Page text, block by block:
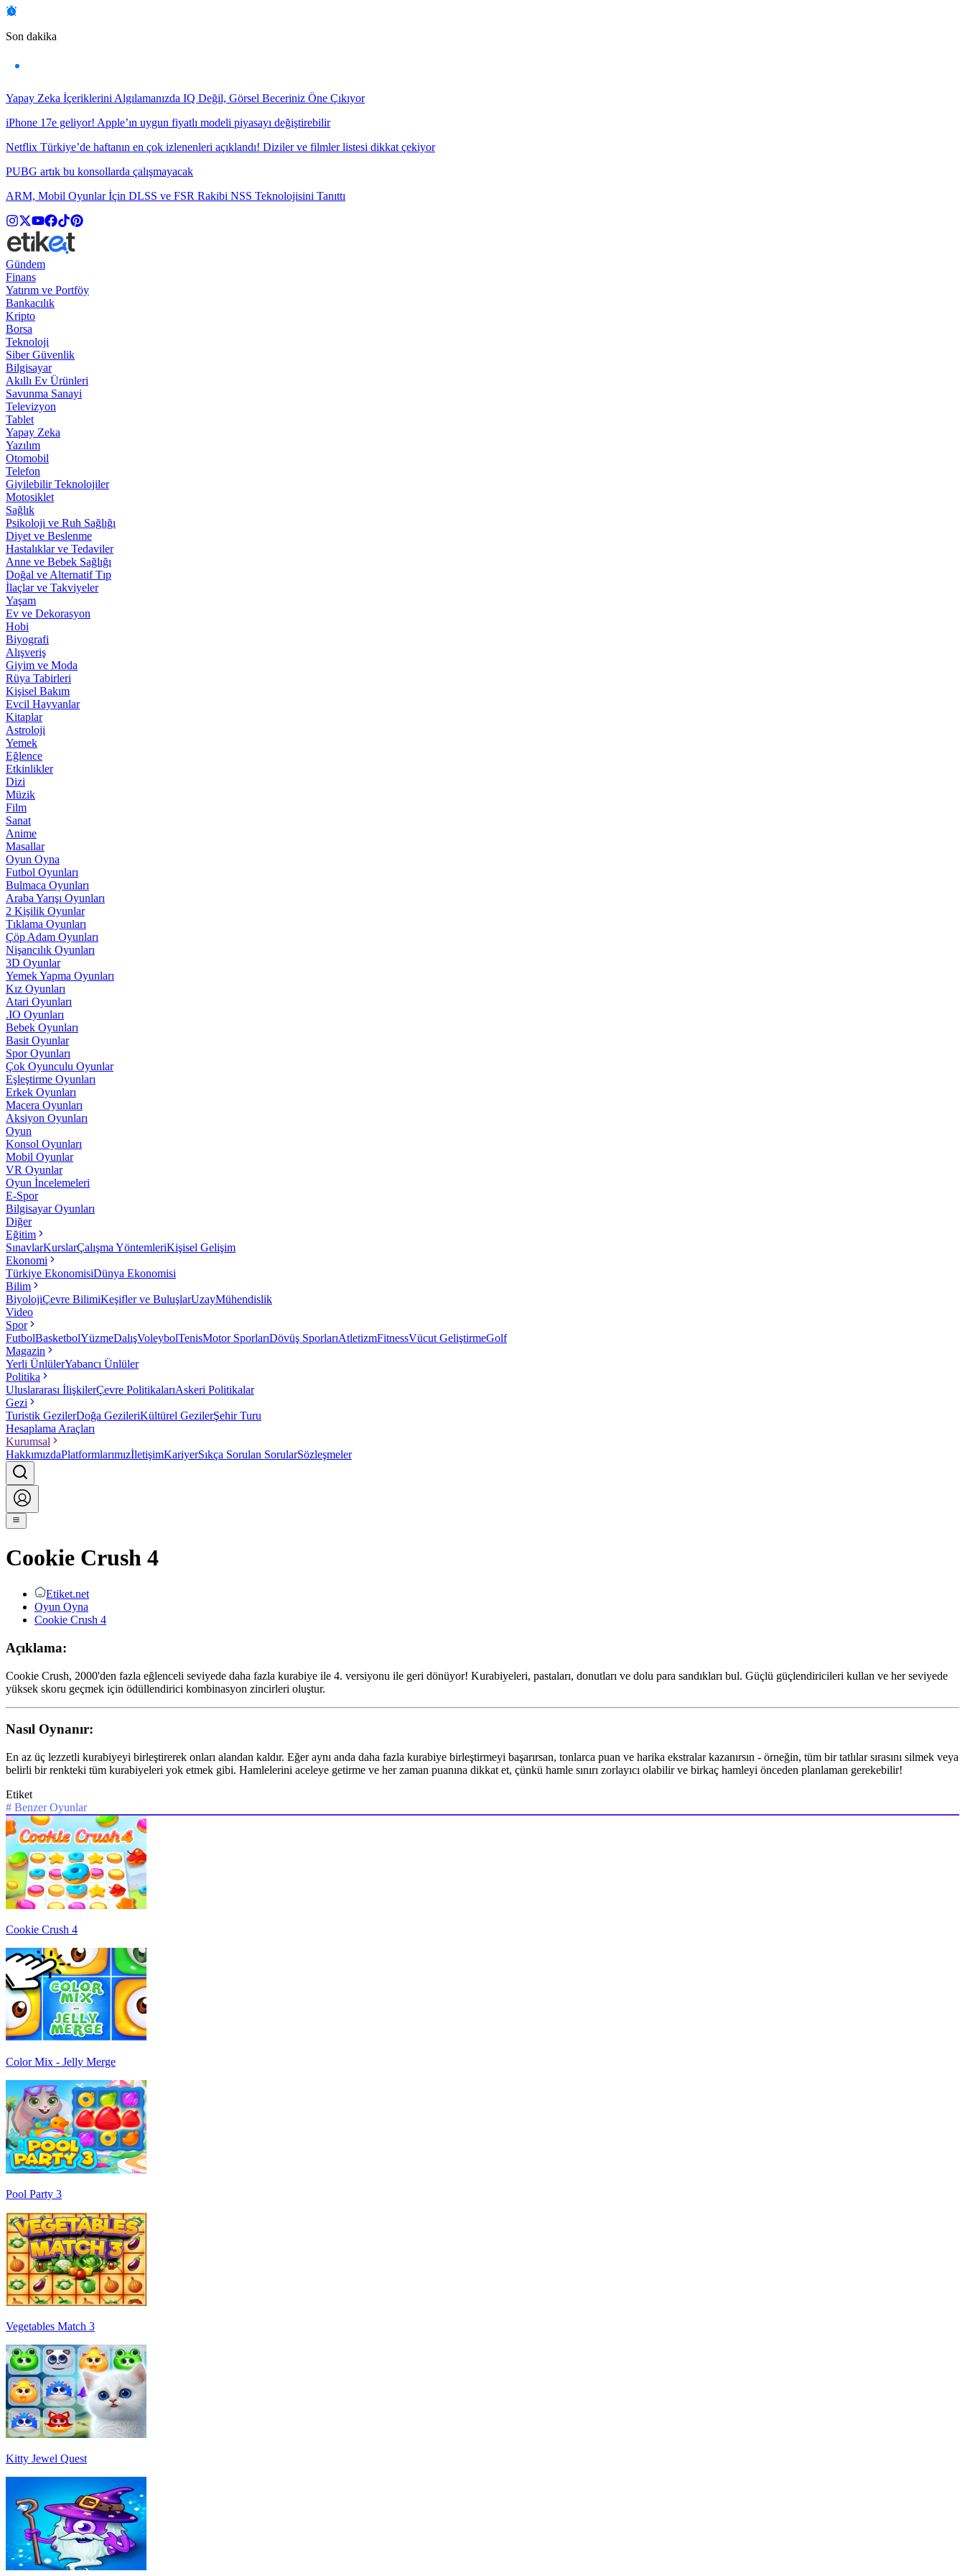
Son dakika
Yapay Zeka İçeriklerini Algılamanızda IQ Değil, Görsel Beceriniz Öne Çıkıyor
iPhone 17e geliyor! Apple’ın uygun fiyatlı modeli piyasayı değiştirebilir
Netflix Türkiye’de haftanın en çok izlenenleri açıklandı! Diziler ve filmler listesi dikkat çekiyor
PUBG artık bu konsollarda çalışmayacak
ARM, Mobil Oyunlar İçin DLSS ve FSR Rakibi NSS Teknolojisini Tanıttı
Gündem
Finans
Yatırım ve Portföy
Bankacılık
Kripto
Borsa
Teknoloji
Siber Güvenlik
Bilgisayar
Akıllı Ev Ürünleri
Savunma Sanayi
Televizyon
Tablet
Yapay Zeka
Yazılım
Otomobil
Telefon
Giyilebilir Teknolojiler
Motosiklet
Sağlık
Psikoloji ve Ruh Sağlığı
Diyet ve Beslenme
Hastalıklar ve Tedaviler
Anne ve Bebek Sağlığı
Doğal ve Alternatif Tıp
İlaçlar ve Takviyeler
Yaşam
Ev ve Dekorasyon
Hobi
Biyografi
Alışveriş
Giyim ve Moda
Rüya Tabirleri
Kişisel Bakım
Evcil Hayvanlar
Kitaplar
Astroloji
Yemek
Eğlence
Etkinlikler
Dizi
Müzik
Film
Sanat
Anime
Masallar
Oyun Oyna
Futbol Oyunları
Bulmaca Oyunları
Araba Yarışı Oyunları
2 Kişilik Oyunlar
Tıklama Oyunları
Çöp Adam Oyunları
Nişancılık Oyunları
3D Oyunlar
Yemek Yapma Oyunları
Kız Oyunları
Atari Oyunları
.IO Oyunları
Bebek Oyunları
Basit Oyunlar
Spor Oyunları
Çok Oyunculu Oyunlar
Eşleştirme Oyunları
Erkek Oyunları
Macera Oyunları
Aksiyon Oyunları
Oyun
Konsol Oyunları
Mobil Oyunlar
VR Oyunlar
Oyun İncelemeleri
E-Spor
Bilgisayar Oyunları
Diğer
Eğitim
SınavlarKurslarÇalışma YöntemleriKişisel Gelişim
Ekonomi
Türkiye EkonomisiDünya Ekonomisi
Bilim
BiyolojiÇevre BilimiKeşifler ve BuluşlarUzayMühendislik
Video
Spor
FutbolBasketbolYüzmeDalışVoleybolTenisMotor SporlarıDövüş SporlarıAtletizmFitnessVücut GeliştirmeGolf
Magazin
Yerli ÜnlülerYabancı Ünlüler
Politika
Uluslararası İlişkilerÇevre PolitikalarıAskeri Politikalar
Gezi
Turistik GezilerDoğa GezileriKültürel GezilerŞehir Turu
Hesaplama Araçları
Kurumsal
HakkımızdaPlatformlarımızİletişimKariyerSıkça Sorulan SorularSözleşmeler
Cookie Crush 4
Etiket.net
Oyun Oyna
Cookie Crush 4
Açıklama:
Cookie Crush, 2000'den fazla eğlenceli seviyede daha fazla kurabiye ile 4. versiyonu ile geri dönüyor! Kurabiyeleri, pastaları, donutları ve dolu para sandıkları bul. Güçlü güçlendiricileri kullan ve her seviyede
yüksek skoru geçmek için ödüllendirici kombinasyon zincirleri oluştur.
Nasıl Oynanır:
En az üç lezzetli kurabiyeyi birleştirerek onları alandan kaldır. Eğer aynı anda daha fazla kurabiye birleştirmeyi başarırsan, tonlarca puan ve harika ekstralar kazanırsın - örneğin, tüm bir tatlılar sırasını silmek veya
belirli bir renkteki tüm kurabiyeleri yok etmek gibi. Hamlelerini aceleye getirme ve her zaman puanına dikkat et, çünkü hamle sınırı zorlayıcı olabilir ve birkaç hamleyi önceden planlaman gerekebilir!
Etiket
# Benzer Oyunlar
Cookie Crush 4
Color Mix - Jelly Merge
Pool Party 3
Vegetables Match 3
Kitty Jewel Quest